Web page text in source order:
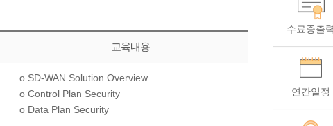
수료증출
연간일정
교육내용
o SD-WAN Solution Overview
o Control Plan Security
o Data Plan Security